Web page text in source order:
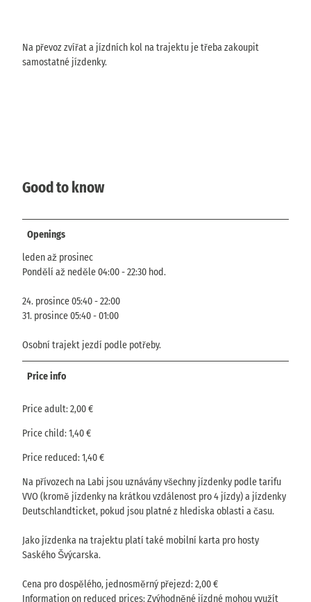
Na převoz zvířat a jízdních kol na trajektu je třeba zakoupit
samostatné jízdenky.
Good to know
Openings
leden až prosinec
Pondělí až neděle 04:00 - 22:30 hod.
24. prosince 05:40 - 22:00
31. prosince 05:40 - 01:00
Osobní trajekt jezdí podle potřeby.
Price info
Price adult: 2,00 €
Price child: 1,40 €
Price reduced: 1,40 €
Na přívozech na Labi jsou uznávány všechny jízdenky podle tarifu
VVO (kromě jízdenky na krátkou vzdálenost pro 4 jízdy) a jízdenky
Deutschlandticket, pokud jsou platné z hlediska oblasti a času.
Jako jízdenka na trajektu platí také mobilní karta pro hosty
Saského Švýcarska.
Cena pro dospělého, jednosměrný přejezd: 2,00 €
Information on reduced prices: Zvýhodněné jízdné mohou využít